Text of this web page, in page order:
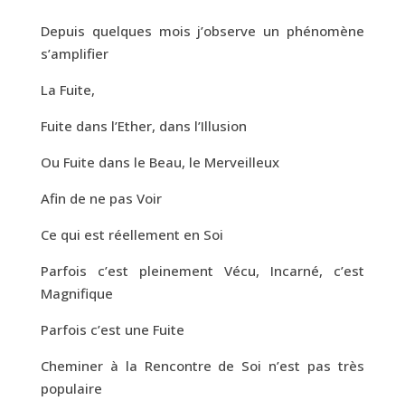
Depuis quelques mois j’observe un phénomène
s’amplifier
La Fuite,
Fuite dans l’Ether, dans l’Illusion
Ou Fuite dans le Beau, le Merveilleux
Afin de ne pas Voir
Ce qui est réellement en Soi
Parfois c’est pleinement Vécu, Incarné, c’est
Magnifique
Parfois c’est une Fuite
Cheminer à la Rencontre de Soi n’est pas très
populaire